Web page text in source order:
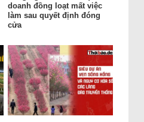
doanh đồng loạt mất việc
làm sau quyết định đóng
cửa